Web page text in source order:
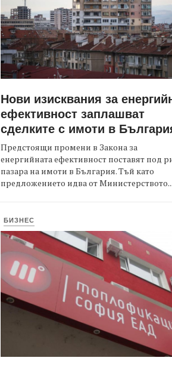
Нови изисквания за
ефективност заплашват
сделките с имоти в
Предстоящи промени в Закона за
енергийната ефективност поставят под
пазара на имоти в България. Тъй като
предложението идва от Министерството...
БИЗНЕС